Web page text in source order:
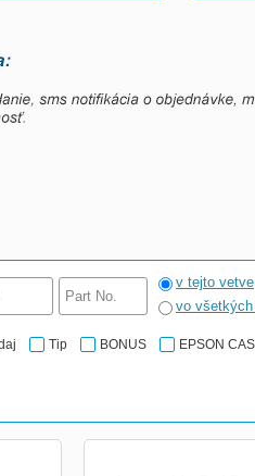
v tejto vetve
vo
Tip BONUS EPSON